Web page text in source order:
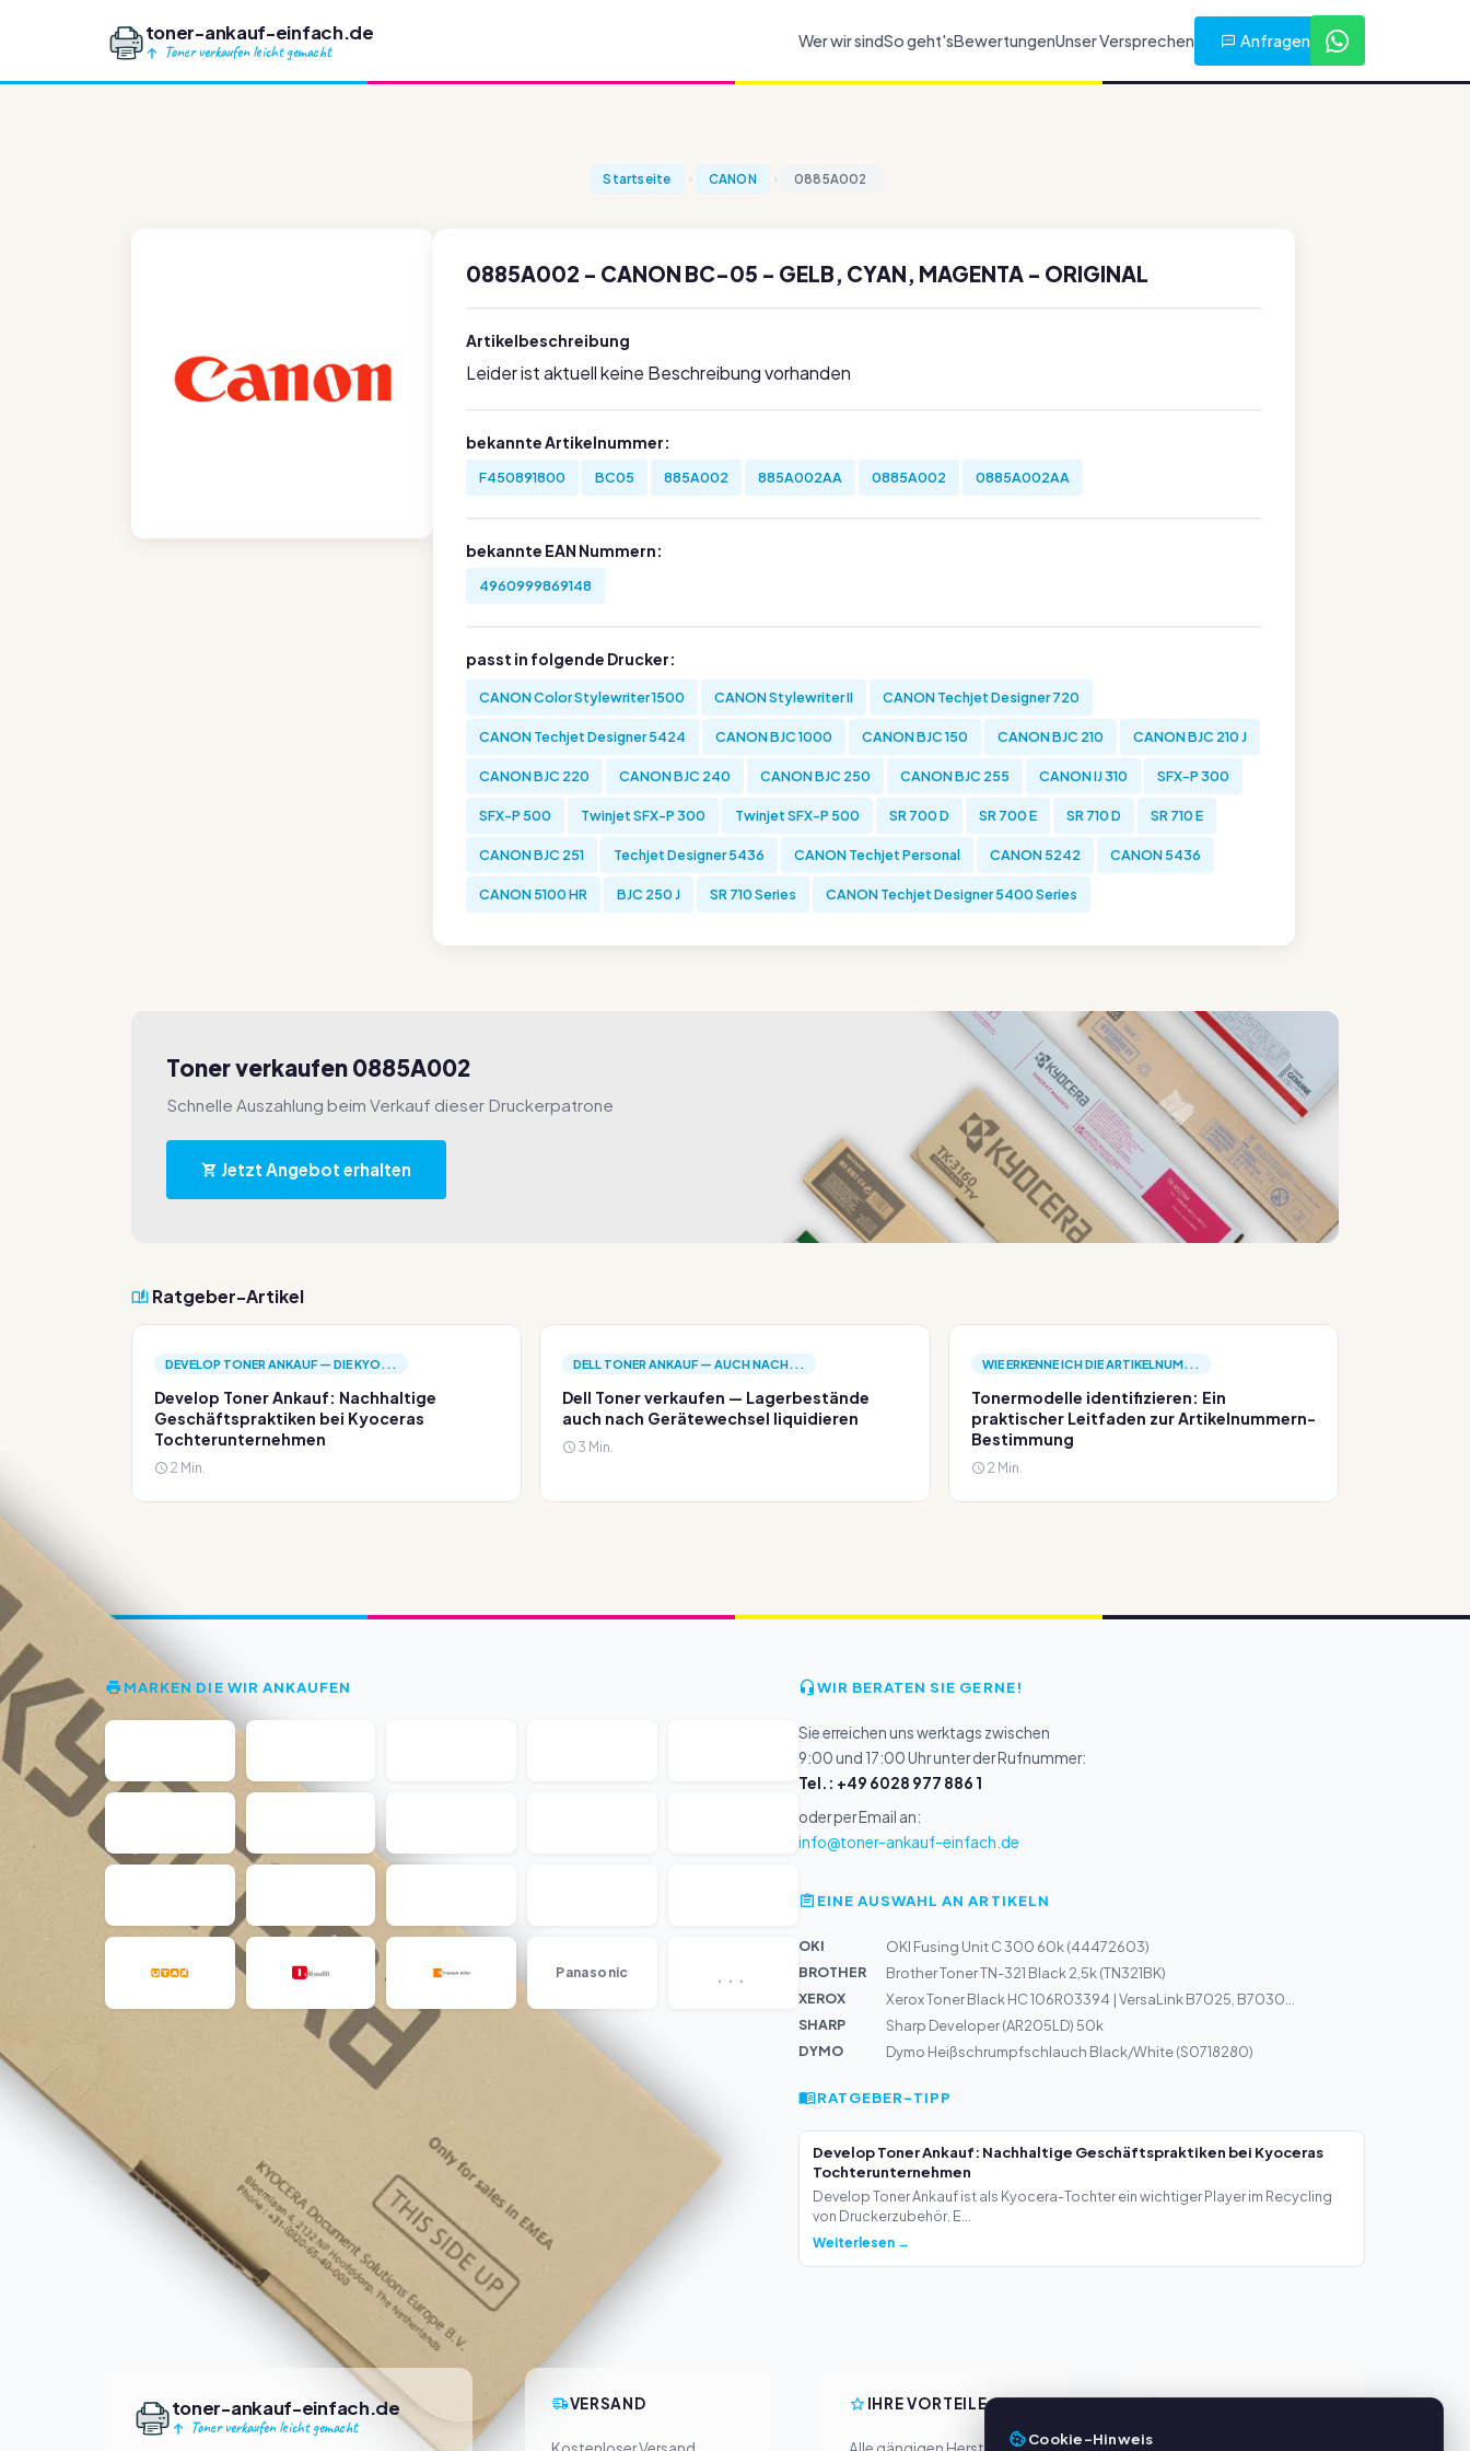
toner-ankauf-einfach.de
Toner verkaufen leicht gemacht
Wer wir sindSo geht'sBewertungenUnser Versprechen Anfragen
Startseite CANON 0885A002
0885A002 - CANON BC-05 - GELB, CYAN, MAGENTA - ORIGINAL
Artikelbeschreibung
Leider ist aktuell keine Beschreibung vorhanden
bekannte Artikelnummer:
F450891800 BC05 885A002 885A002AA 0885A002 0885A002AA
bekannte EAN Nummern:
4960999869148
passt in folgende Drucker:
CANON Color Stylewriter 1500 CANON Stylewriter II CANON Techjet Designer 720
CANON Techjet Designer 5424 CANON BJC 1000 CANON BJC 150 CANON BJC 210 CANON BJC 210 J
CANON BJC 220 CANON BJC 240 CANON BJC 250 CANON BJC 255 CANON IJ 310 SFX-P 300
SFX-P 500 Twinjet SFX-P 300 Twinjet SFX-P 500 SR 700 D SR 700 E SR 710 D SR 710 E
CANON BJC 251 Techjet Designer 5436 CANON Techjet Personal CANON 5242 CANON 5436
CANON 5100 HR BJC 250 J SR 710 Series CANON Techjet Designer 5400 Series
Toner verkaufen 0885A002
Schnelle Auszahlung beim Verkauf dieser Druckerpatrone
Jetzt Angebot erhalten
Ratgeber-Artikel
DEVELOP TONER ANKAUF — DIE KYO...
Develop Toner Ankauf: Nachhaltige
Geschäftspraktiken bei Kyoceras
Tochterunternehmen
2 Min.
DELL TONER ANKAUF — AUCH NACH...
Dell Toner verkaufen — Lagerbestände
auch nach Gerätewechsel liquidieren
3 Min.
WIE ERKENNE ICH DIE ARTIKELNUM...
Tonermodelle identifizieren: Ein
praktischer Leitfaden zur Artikelnummern-
Bestimmung
2 Min.
MARKEN DIE WIR ANKAUFEN
Panasonic ...
WIR BERATEN SIE GERNE!
Sie erreichen uns werktags zwischen
9:00 und 17:00 Uhr unter der Rufnummer:
Tel.: +49 6028 977 886 1
oder per Email an:
info@toner-ankauf-einfach.de
EINE AUSWAHL AN ARTIKELN
OKI
OKI Fusing Unit C 300 60k (44472603)
BROTHER
Brother Toner TN-321 Black 2,5k (TN321BK)
XEROX
Xerox Toner Black HC 106R03394 | VersaLink B7025, B7030...
SHARP
Sharp Developer (AR205LD) 50k
DYMO
Dymo Heißschrumpfschlauch Black/White (S0718280)
RATGEBER-TIPP
Develop Toner Ankauf: Nachhaltige Geschäftspraktiken bei Kyoceras
Tochterunternehmen
Develop Toner Ankauf ist als Kyocera-Tochter ein wichtiger Player im Recycling
von Druckerzubehör. E...
Weiterlesen →
toner-ankauf-einfach.de
Toner verkaufen leicht gemacht
VERSAND IHRE VORTEILE SERVICE
Cookie-Hinweis